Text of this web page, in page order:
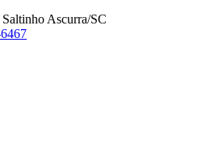
Ascurra/SC